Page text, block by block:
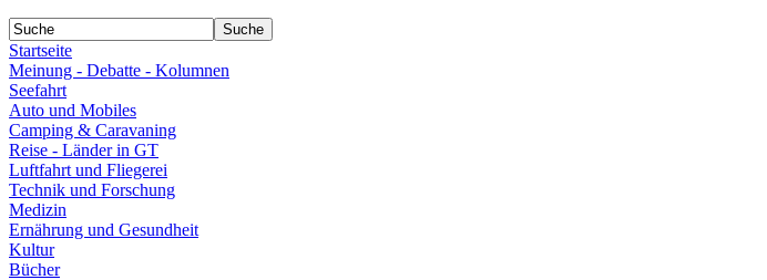
Startseite
Meinung - Debatte - Kolumnen
Seefahrt
Auto und Mobiles
Camping & Caravaning
Reise - Länder in GT
Luftfahrt und Fliegerei
Technik und Forschung
Medizin
Ernährung und Gesundheit
Kultur
Bücher